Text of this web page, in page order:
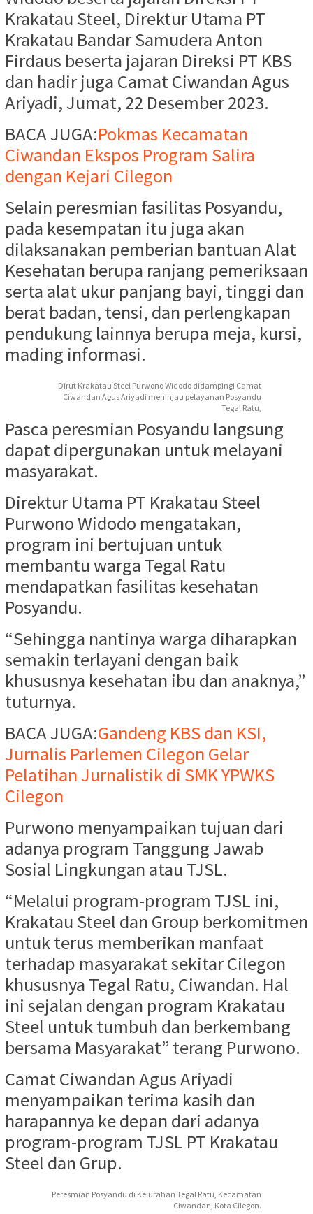
Krakatau Steel, Direktur Utama PT
Krakatau Bandar Samudera Anton
Firdaus beserta jajaran Direksi PT KBS
dan hadir juga Camat Ciwandan Agus
Ariyadi, Jumat, 22 Desember 2023.
BACA JUGA:Pokmas Kecamatan
Ciwandan Ekspos Program Salira
dengan Kejari Cilegon
Selain peresmian fasilitas Posyandu,
pada kesempatan itu juga akan
dilaksanakan pemberian bantuan Alat
Kesehatan berupa ranjang pemeriksaan
serta alat ukur panjang bayi, tinggi dan
berat badan, tensi, dan perlengkapan
pendukung lainnya berupa meja, kursi,
mading informasi.
Dirut Krakatau Steel Purwono Widodo didampingi Camat
Ciwandan Agus Ariyadi meninjau pelayanan Posyandu
Tegal Ratu,
Pasca peresmian Posyandu langsung
dapat dipergunakan untuk melayani
masyarakat.
Direktur Utama PT Krakatau Steel
Purwono Widodo mengatakan,
program ini bertujuan untuk
membantu warga Tegal Ratu
mendapatkan fasilitas kesehatan
Posyandu.
“Sehingga nantinya warga diharapkan
semakin terlayani dengan baik
khususnya kesehatan ibu dan anaknya,”
tuturnya.
BACA JUGA:Gandeng KBS dan KSI,
Jurnalis Parlemen Cilegon Gelar
Pelatihan Jurnalistik di SMK YPWKS
Cilegon
Purwono menyampaikan tujuan dari
adanya program Tanggung Jawab
Sosial Lingkungan atau TJSL.
“Melalui program-program TJSL ini,
Krakatau Steel dan Group berkomitmen
untuk terus memberikan manfaat
terhadap masyarakat sekitar Cilegon
khususnya Tegal Ratu, Ciwandan. Hal
ini sejalan dengan program Krakatau
Steel untuk tumbuh dan berkembang
bersama Masyarakat” terang Purwono.
Camat Ciwandan Agus Ariyadi
menyampaikan terima kasih dan
harapannya ke depan dari adanya
program-program TJSL PT Krakatau
Steel dan Grup.
Peresmian Posyandu di Kelurahan Tegal Ratu, Kecamatan
Ciwandan, Kota Cilegon.